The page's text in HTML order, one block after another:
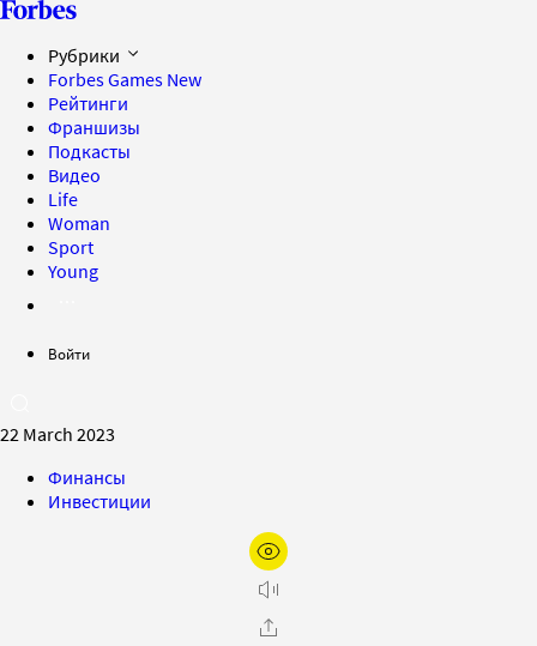
Рубрики
Forbes Games New
Рейтинги
Франшизы
Подкасты
Видео
Life
Woman
Sport
Young
Войти
22 March 2023
Финансы
Инвестиции